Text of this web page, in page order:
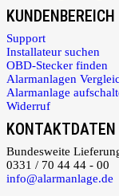
KUNDENBEREICH
Support
Installateur suchen
OBD-Stecker finden
Alarmanlagen
Alarmanlage
Widerruf
KONTAKTDATEN
Bundesweite
0331 / 70 44 44 - 00
info@alarmanlage.de